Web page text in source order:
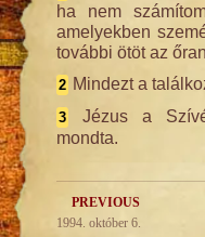
ha nem
amelyekben
további ötöt az
2 Mindezt a
3
Jézus a
mondta.
PREVIOUS
1994. október 6.